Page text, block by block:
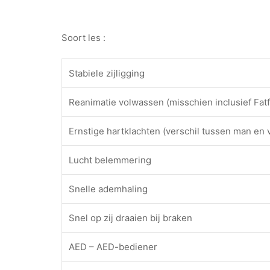
Soort les :
Stabiele zijligging
Reanimatie volwassen (misschien inclusief
Ernstige hartklachten (verschil tussen man en
Lucht belemmering
Snelle ademhaling
Snel op zij draaien bij braken
AED – AED-bediener